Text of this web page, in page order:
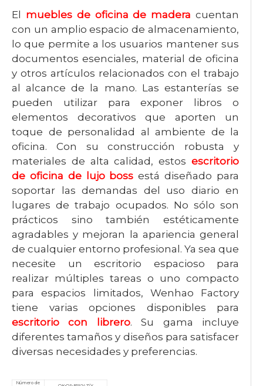
El muebles de oficina de madera cuentan
con un amplio espacio de almacenamiento,
lo que permite a los usuarios mantener sus
documentos esenciales, material de oficina
y otros artículos relacionados con el trabajo
al alcance de la mano. Las estanterías se
pueden utilizar para exponer libros o
elementos decorativos que aporten un
toque de personalidad al ambiente de la
oficina. Con su construcción robusta y
materiales de alta calidad, estos escritorio
de oficina de lujo boss está diseñado para
soportar las demandas del uso diario en
lugares de trabajo ocupados. No sólo son
prácticos sino también estéticamente
agradables y mejoran la apariencia general
de cualquier entorno profesional. Ya sea que
necesite un escritorio espacioso para
realizar múltiples tareas o uno compacto
para espacios limitados, Wenhao Factory
tiene varias opciones disponibles para
escritorio con librero. Su gama incluye
diferentes tamaños y diseños para satisfacer
diversas necesidades y preferencias.
Número de